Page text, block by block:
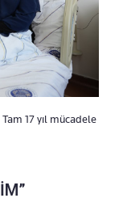
17 yıl mücadele